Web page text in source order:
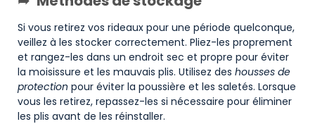
Si vous retirez vos rideaux pour une période quelconque,
veillez à les stocker correctement. Pliez-les proprement
et rangez-les dans un endroit sec et propre pour éviter
la moisissure et les mauvais plis. Utilisez des housses de
protection pour éviter la poussière et les saletés. Lorsque
vous les retirez, repassez-les si nécessaire pour éliminer
les plis avant de les réinstaller.